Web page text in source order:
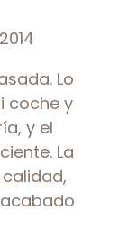
Lo
coche y
y el
La